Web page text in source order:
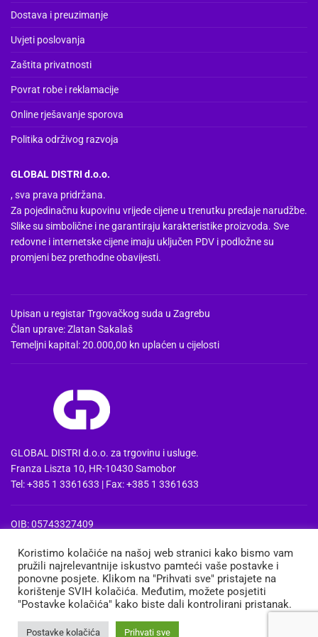
Dostava i preuzimanje
Uvjeti poslovanja
Zaštita privatnosti
Povrat robe i reklamacije
Online rješavanje sporova
Politika održivog razvoja
GLOBAL DISTRI d.o.o.
, sva prava pridržana.
Za pojedinačnu kupovinu vrijede cijene u trenutku predaje narudžbe.
Slike su simbolične i ne garantiraju karakteristike proizvoda. Sve
redovne i internetske cijene imaju uključen PDV i podložne su
promjeni bez prethodne obavijesti.
Upisan u registar Trgovačkog suda u Zagrebu
Član uprave: Zlatan Sakalaš
Temeljni kapital: 20.000,00 kn uplaćen u cijelosti
GLOBAL DISTRI d.o.o. za trgovinu i usluge.
Franza Liszta 10, HR-10430 Samobor
Tel: +385 1 3361633 | Fax: +385 1 3361633
OIB: 05743327409
PDV Id: HR05743327409
IBAN: HR3724020061100668741
Erste&Steiermaerkische bank d.d. Zagreb
MEDIA TRGOVINA KOŠARICA
Koristimo kolačiće na našoj web stranici kako bismo vam
pružili najrelevantnije iskustvo pamteći vaše postavke i
ponovne posjete. Klikom na "Prihvati sve" pristajete na
korištenje SVIH kolačića. Međutim, možete posjetiti
"Postavke kolačića" kako biste dali kontrolirani pristanak.
Postavke kolačića Prihvati sve